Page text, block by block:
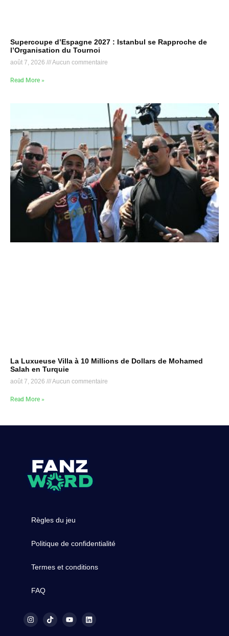
Supercoupe d’Espagne 2027 : Istanbul se Rapproche de
l’Organisation du Tournoi
août 7, 2026 Aucun commentaire
Read More »
La Luxueuse Villa à 10 Millions de Dollars de Mohamed
Salah en Turquie
août 7, 2026 Aucun commentaire
Read More »
Règles du jeu
Politique de confidentialité
Termes et conditions
FAQ